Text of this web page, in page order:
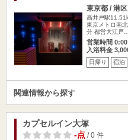
東京都 / 港区
高井戸駅
東京メトロ南
分 都営大江戸…
営業時間
入浴料金
日帰り 宿泊
関連情報から探す
カプセルイン大塚
-点/ 0 件